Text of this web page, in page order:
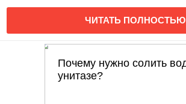
ЧИТАТЬ ПОЛНОСТЬЮ